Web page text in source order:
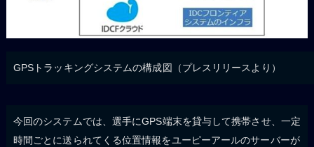
GPSトラッキングシステムの構成図（プレスリリースより）
今回のシステムでは、選手にGPS端末を貸与して携帯させ、一定
時間ごとに送られてくる位置情報をユーピーアールのサーバーが